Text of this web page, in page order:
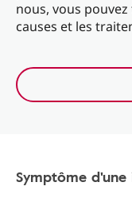
nous, vous
causes et les
Symptôme